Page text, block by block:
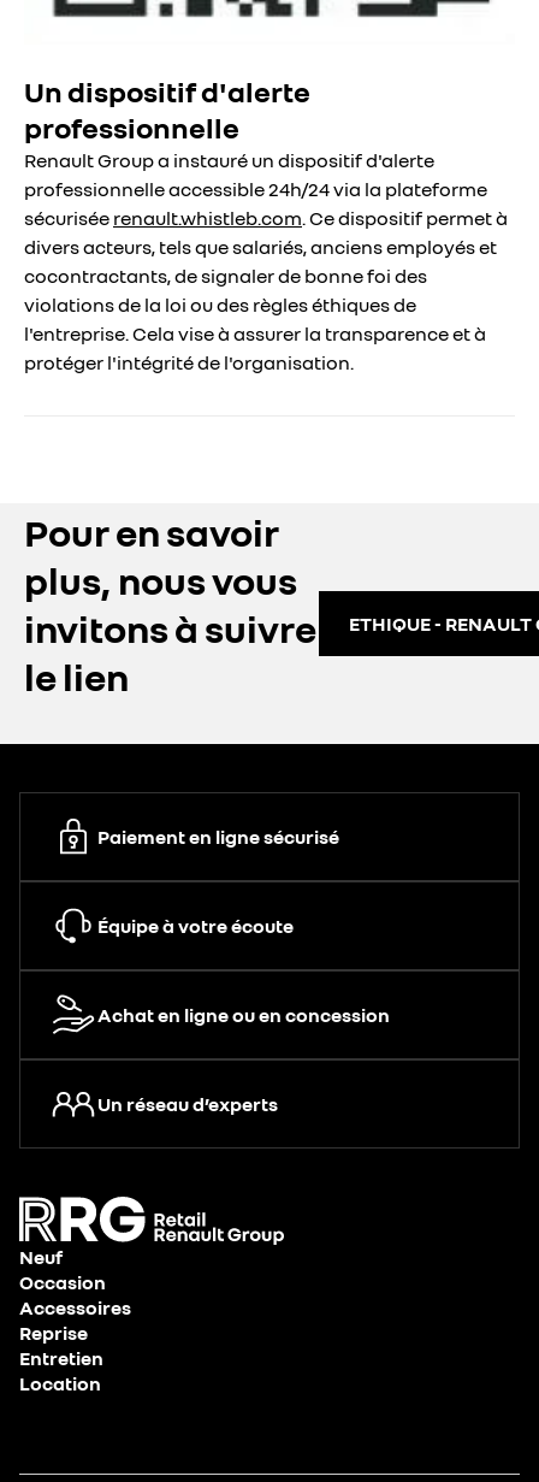
Un dispositif d'alerte
professionnelle
Renault Group a instauré un dispositif d'alerte
professionnelle accessible 24h/24 via la plateforme
sécurisée renault.whistleb.com. Ce dispositif permet à
divers acteurs, tels que salariés, anciens employés et
cocontractants, de signaler de bonne foi des
violations de la loi ou des règles éthiques de
l'entreprise. Cela vise à assurer la transparence et à
protéger l'intégrité de l'organisation.
Pour en savoir
plus, nous vous
invitons à suivre
le lien
ETHIQUE - RENAULT
Paiement en ligne sécurisé
Équipe à votre écoute
Achat en ligne ou en concession
Un réseau d’experts
Neuf
Occasion
Accessoires
Reprise
Entretien
Location